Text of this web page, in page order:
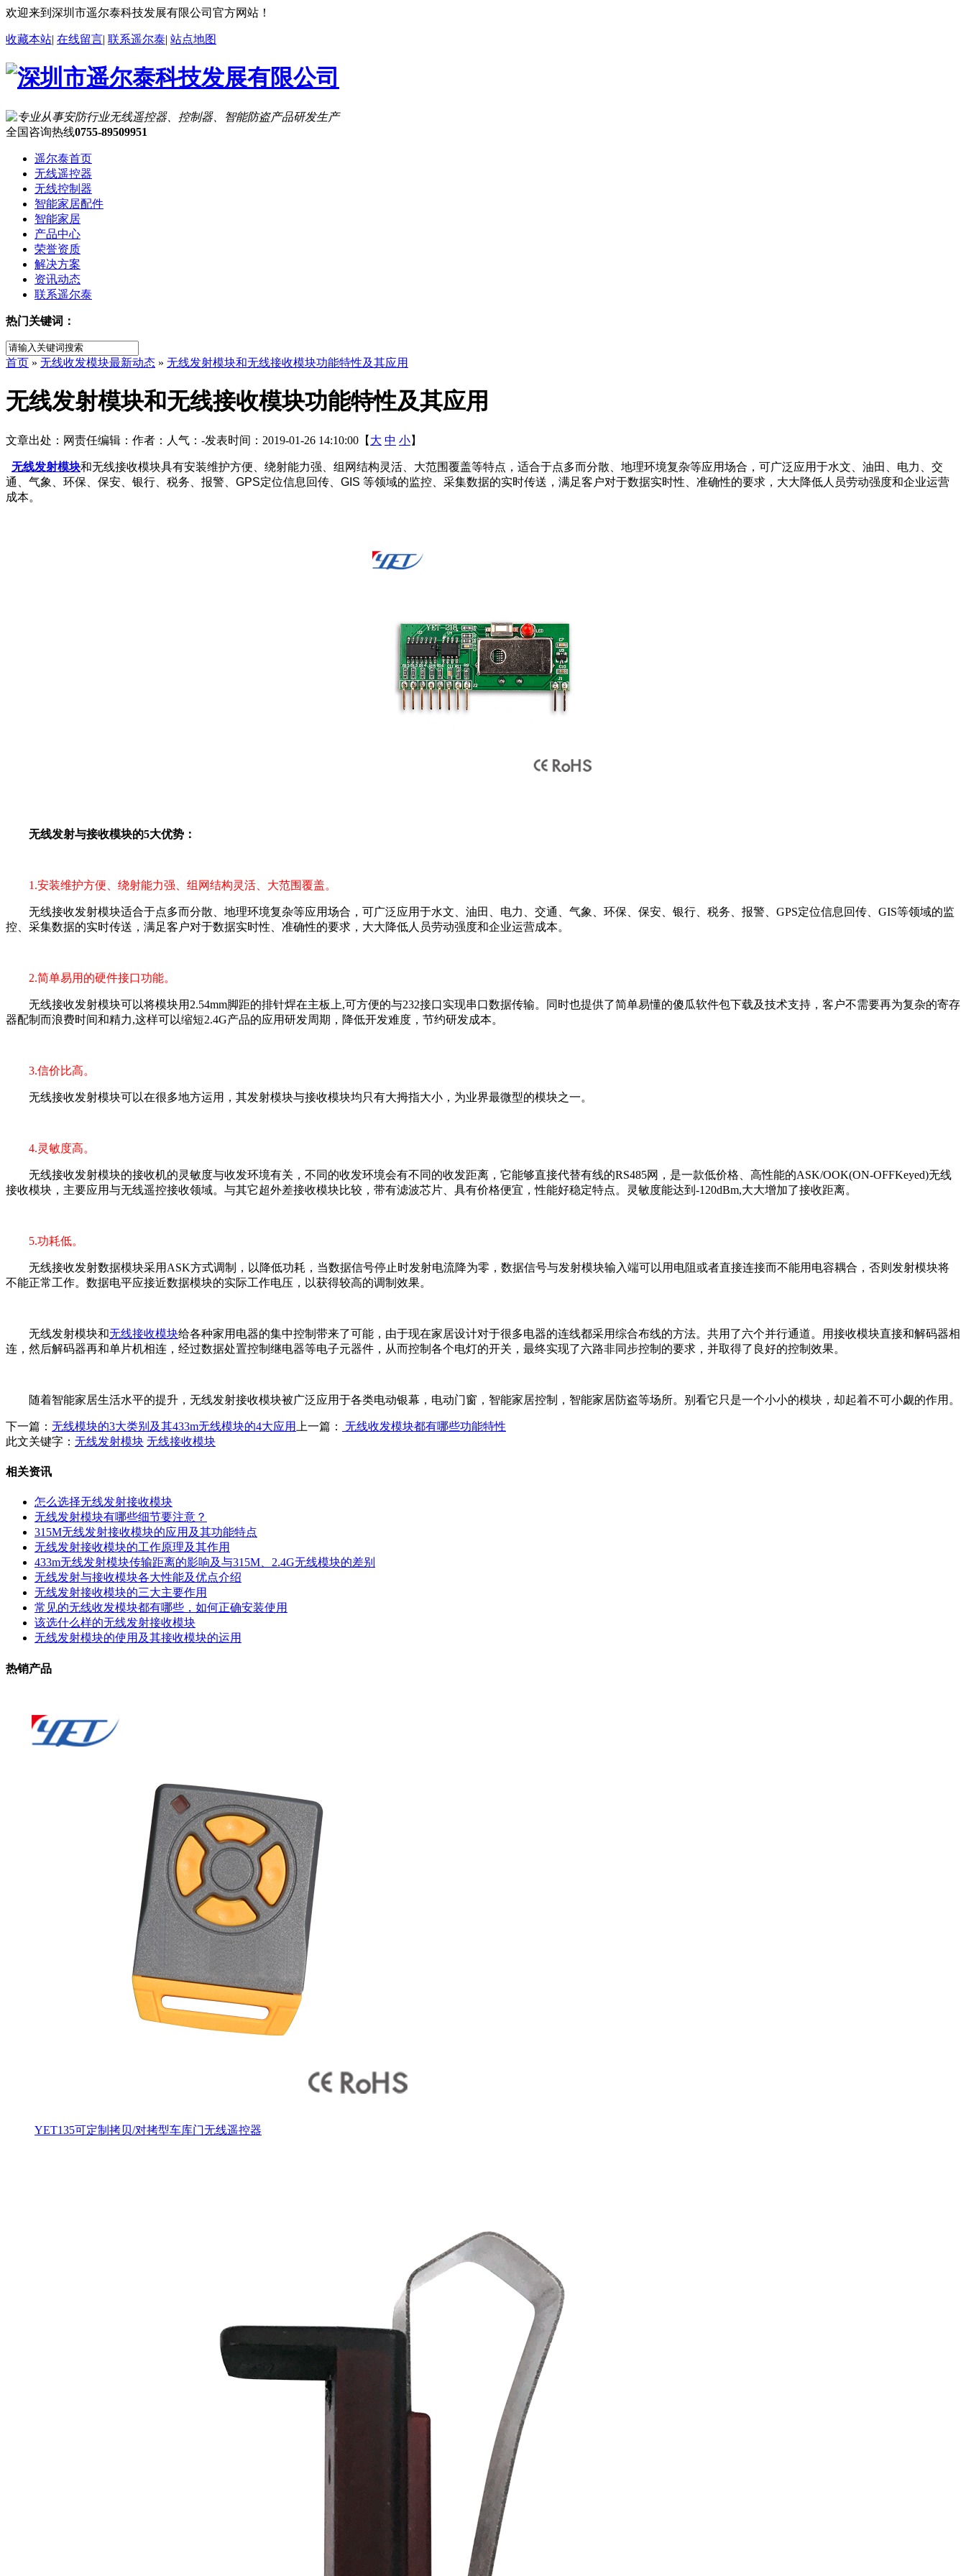
欢迎来到深圳市遥尔泰科技发展有限公司官方网站！
收藏本站| 在线留言| 联系遥尔泰| 站点地图
全国咨询热线0755-89509951
遥尔泰首页
无线遥控器
无线控制器
智能家居配件
智能家居
产品中心
荣誉资质
解决方案
资讯动态
联系遥尔泰
热门关键词：
首页 » 无线收发模块最新动态 » 无线发射模块和无线接收模块功能特性及其应用
无线发射模块和无线接收模块功能特性及其应用
文章出处： 网责任编辑： 作者： 人气： -发表时间：2019-01-26 14:10:00【 大 中 小】
无线发射模块和无线接收模块具有安装维护方便、绕射能力强、组网结构灵活、大范围覆盖等特点，适合于点多而分散、地理环境复杂等应用场合，可广泛应用于水文、油田、电力、交
通、气象、环保、保安、银行、税务、报警、GPS定位信息回传、GIS 等领域的监控、采集数据的实时传送，满足客户对于数据实时性、准确性的要求，大大降低人员劳动强度和企业运营
成本。
无线发射与接收模块的5大优势：
1.安装维护方便、绕射能力强、组网结构灵活、大范围覆盖。
无线接收发射模块适合于点多而分散、地理环境复杂等应用场合，可广泛应用于水文、油田、电力、交通、气象、环保、保安、银行、税务、报警、GPS定位信息回传、GIS等领域的监
控、采集数据的实时传送，满足客户对于数据实时性、准确性的要求，大大降低人员劳动强度和企业运营成本。
2.简单易用的硬件接口功能。
无线接收发射模块可以将模块用2.54mm脚距的排针焊在主板上,可方便的与232接口实现串口数据传输。同时也提供了简单易懂的傻瓜软件包下载及技术支持，客户不需要再为复杂的寄存
器配制而浪费时间和精力,这样可以缩短2.4G产品的应用研发周期，降低开发难度，节约研发成本。
3.信价比高。
无线接收发射模块可以在很多地方运用，其发射模块与接收模块均只有大拇指大小，为业界最微型的模块之一。
4.灵敏度高。
无线接收发射模块的接收机的灵敏度与收发环境有关，不同的收发环境会有不同的收发距离，它能够直接代替有线的RS485网，是一款低价格、高性能的ASK/OOK(ON-OFFKeyed)无线
接收模块，主要应用与无线遥控接收领域。与其它超外差接收模块比较，带有滤波芯片、具有价格便宜，性能好稳定特点。灵敏度能达到-120dBm,大大增加了接收距离。
5.功耗低。
无线接收发射数据模块采用ASK方式调制，以降低功耗，当数据信号停止时发射电流降为零，数据信号与发射模块输入端可以用电阻或者直接连接而不能用电容耦合，否则发射模块将
不能正常工作。数据电平应接近数据模块的实际工作电压，以获得较高的调制效果。
无线发射模块和无线接收模块给各种家用电器的集中控制带来了可能，由于现在家居设计对于很多电器的连线都采用综合布线的方法。共用了六个并行通道。用接收模块直接和解码器相
连，然后解码器再和单片机相连，经过数据处置控制继电器等电子元器件，从而控制各个电灯的开关，最终实现了六路非同步控制的要求，并取得了良好的控制效果。
随着智能家居生活水平的提升，无线发射接收模块被广泛应用于各类电动银幕，电动门窗，智能家居控制，智能家居防盗等场所。别看它只是一个小小的模块，却起着不可小觑的作用。
下一篇： 无线模块的3大类别及其433m无线模块的4大应用 上一篇：
无线收发模块都有哪些功能特性
此文关键字： 无线发射模块 无线接收模块
相关资讯
怎么选择无线发射接收模块
无线发射模块有哪些细节要注意？
315M无线发射接收模块的应用及其功能特点
无线发射接收模块的工作原理及其作用
433m无线发射模块传输距离的影响及与315M、2.4G无线模块的差别
无线发射与接收模块各大性能及优点介绍
无线发射接收模块的三大主要作用
常见的无线收发模块都有哪些，如何正确安装使用
该选什么样的无线发射接收模块
无线发射模块的使用及其接收模块的运用
热销产品
YET135可定制拷贝/对拷型车库门无线遥控器